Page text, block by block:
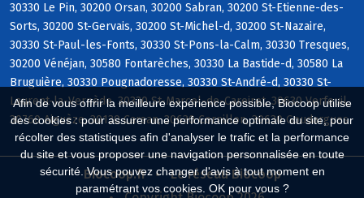
Afin de vous offrir la meilleure expérience possible, Biocoop utilise
des cookies : pour assurer une performance optimale du site, pour
récolter des statistiques afin d'analyser le trafic et la performance
du site et vous proposer une navigation personnalisée en toute
sécurité. Vous pouvez changer d'avis à tout moment en
paramétrant vos cookies. OK pour vous ?
30330 Le Pin, 30200 Orsan, 30200 Sabran, 30200 St-Etienne-des-
Sorts, 30200 St-Gervais, 30200 St-Michel-d, 30200 St-Nazaire,
30330 St-Paul-les-Fonts, 30330 St-Pons-la-Calm, 30330 Tresques,
30200 Vénéjan, 30580 Fontarèches, 30330 La Bastide-d, 30580 La
Bruguière, 30330 Pougnadoresse, 30330 St-André-d, 30330 St-
Laurent-la-Vernède, 30330 St-Marcel-de-Careiret, 30630 Verfeuil,
30760 Aiguèze, 30130 Carsan, 30630 Cornillon, 30630 Goudargues
Biocoop.fr
Le réseau Biocoop